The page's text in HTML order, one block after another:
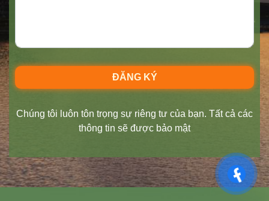
Chúng tôi luôn tôn trọng sự riêng tư của bạn. Tất cả các
thông tin sẽ được bảo mật